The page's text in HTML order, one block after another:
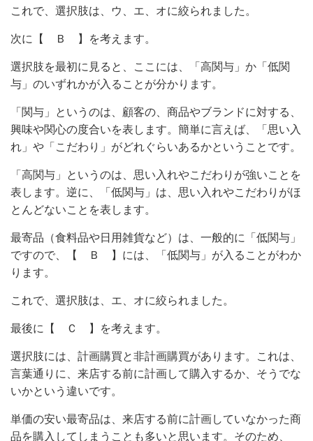
これで、選択肢は、ウ、エ、オに絞られました。
次に【 Ｂ 】を考えます。
選択肢を最初に見ると、ここには、「高関与」か「低関
与」のいずれかが入ることが分かります。
「関与」というのは、顧客の、商品やブランドに対する、
興味や関心の度合いを表します。簡単に言えば、「思い入
れ」や「こだわり」がどれぐらいあるかということです。
「高関与」というのは、思い入れやこだわりが強いことを
表します。逆に、「低関与」は、思い入れやこだわりがほ
とんどないことを表します。
最寄品（食料品や日用雑貨など）は、一般的に「低関与」
ですので、【 Ｂ 】には、「低関与」が入ることがわか
ります。
これで、選択肢は、エ、オに絞られました。
最後に【 Ｃ 】を考えます。
選択肢には、計画購買と非計画購買があります。これは、
言葉通りに、来店する前に計画して購入するか、そうでな
いかという違いです。
単価の安い最寄品は、来店する前に計画していなかった商
品を購入してしまうことも多いと思います。そのため、